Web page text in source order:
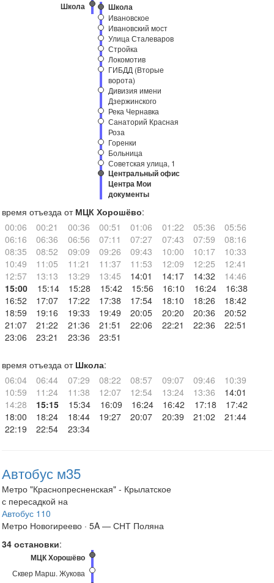
Школа Школа
Ивановское
Ивановский мост
Улица Сталеваров
Стройка
Локомотив
ГИБДД (Вторые
ворота)
Дивизия имени
Дзержинского
Река Чернавка
Санаторий Красная
Роза
Горенки
Больница
Советская улица, 1
Центральный офис
Центра Мои
документы
время отъезда от МЦК Хорошёво:
00:06
00:21 00:36 00:51 01:06 01:22 05:36
05:56
06:16
06:36 06:56 07:11 07:27 07:43 07:59
08:16
08:35
08:52 09:09 09:26 09:43 10:00 10:17
10:33
10:49
11:05 11:21 11:37 11:53 12:09 12:25
12:41
12:57
13:13 13:29 13:45 14:01 14:17 14:32
14:46
15:00
15:14 15:28 15:42 15:56 16:10 16:24
16:38
16:52
17:07 17:22 17:38 17:54 18:10 18:26
18:42
18:59
19:16 19:33 19:49 20:05 20:20 20:36
20:52
21:07
21:22 21:36 21:51 22:06 22:21 22:36
22:51
23:06
23:21 23:36 23:51
время отъезда от Школа:
06:04
06:44 07:29 08:22 08:57 09:07 09:46
10:39
10:59
11:24 11:38 12:07 12:54 13:24 13:36
14:01
14:28
15:15 15:34 16:09 16:24 16:42 17:18
17:42
18:00
18:24 18:44 19:27 20:07 20:39 21:02
21:44
22:19
22:54 23:34
Автобус м35
Метро "Краснопресненская" - Крылатское
с пересадкой на
Автобус 110
Метро Новогиреево · 5A — СНТ Поляна
34 остановки:
МЦК Хорошёво
Сквер Марш. Жукова